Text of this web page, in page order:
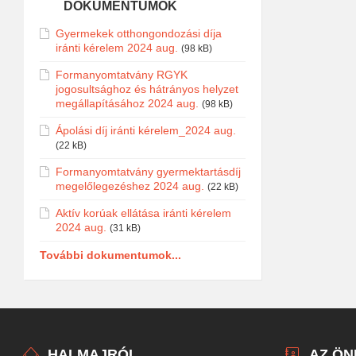
DOKUMENTUMOK
Gyermekek otthongondozási díja
iránti kérelem 2024 aug. (98 kB)
Formanyomtatvány RGYK
jogosultsághoz és hátrányos helyzet
megállapításához 2024 aug. (98 kB)
Ápolási díj iránti kérelem_2024 aug.
(22 kB)
Formanyomtatvány gyermektartásdíj
megelőlegezéshez 2024 aug. (22 kB)
Aktív korúak ellátása iránti kérelem
2024 aug. (31 kB)
További dokumentumok...